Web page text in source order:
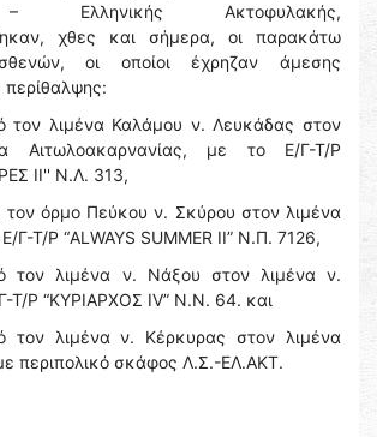
Ελληνικής Ακτοφυλακής,
χθες και σήμερα, οι παρακάτω
οι οποίοι έχρηζαν άμεσης
τον λιμένα Καλάμου ν. Λευκάδας στον
Αιτωλοακαρνανίας, με το Ε/Γ-Τ/Ρ
ΙΙ'' Ν.Λ. 313,
τον όρμο Πεύκου ν. Σκύρου στον λιμένα
Γ-Τ/Ρ “ALWAYS SUMMER II” N.Π. 7126,
τον λιμένα ν. Νάξου στον λιμένα ν.
Τ/Ρ “ΚΥΡΙΑΡΧΟΣ IV” N.N. 64. και
τον λιμένα ν. Κέρκυρας στον λιμένα
περιπολικό σκάφος Λ.Σ.-ΕΛ.ΑΚΤ.